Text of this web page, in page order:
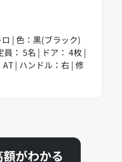
| 色：黒(ブラック)
： 5名 | ドア： 4枚 |
| ハンドル：右 | 修
がわかる